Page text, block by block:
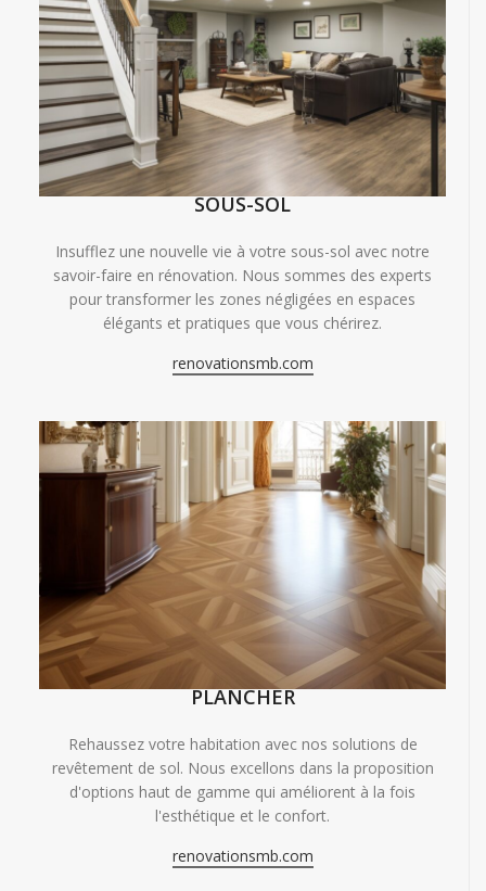
SOUS-SOL
Insufflez une nouvelle vie à votre sous-sol avec notre
savoir-faire en rénovation. Nous sommes des experts
pour transformer les zones négligées en espaces
élégants et pratiques que vous chérirez.
renovationsmb.com
PLANCHER
Rehaussez votre habitation avec nos solutions de
revêtement de sol. Nous excellons dans la proposition
d'options haut de gamme qui améliorent à la fois
l'esthétique et le confort.
renovationsmb.com